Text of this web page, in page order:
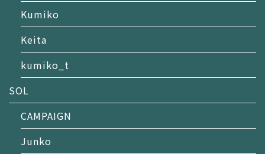
Kumiko
Keita
kumiko_t
SOL
CAMPAIGN
Junko